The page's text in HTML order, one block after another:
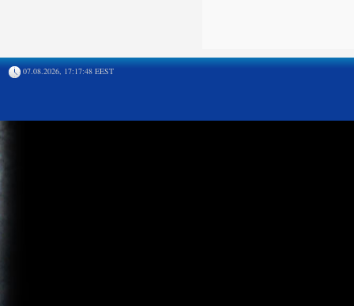
07.08.2026, 17:17:48 EEST